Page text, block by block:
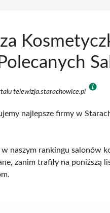
telewizja.starachowice.pl
najlepsze firmy w
naszym rankingu salonów
zanim trafiły na poniższą